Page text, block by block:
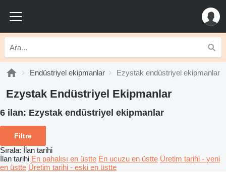
Endüstriyel ekipmanlar Ezystak endüstriyel ekipmanlar
Ezystak Endüstriyel Ekipmanlar
6 ilan: Ezystak endüstriyel ekipmanlar
Filtre
Sırala: İlan tarihi
İlan tarihi En pahalısı en üstte En ucuzu en üstte Üretim tarihi - yeni
en üstte Üretim tarihi - eski en üstte